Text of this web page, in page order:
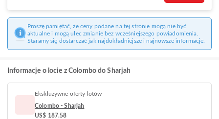
Proszę pamiętać, że ceny podane na tej stronie mogą nie być
aktualne i mogą ulec zmianie bez wcześniejszego powiadomienia.
Staramy się dostarczać jak najdokładniejsze i najnowsze informacje.
Informacje o locie z Colombo do Sharjah
Ekskluzywne oferty lotów
Colombo - Sharjah
US$ 187.58